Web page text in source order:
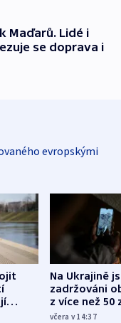
Maďarů. Lidé i
se doprava i
evropskými
Na Ukrajině
zadržováni
z více než 50
Bojovali na
včera v 14:37